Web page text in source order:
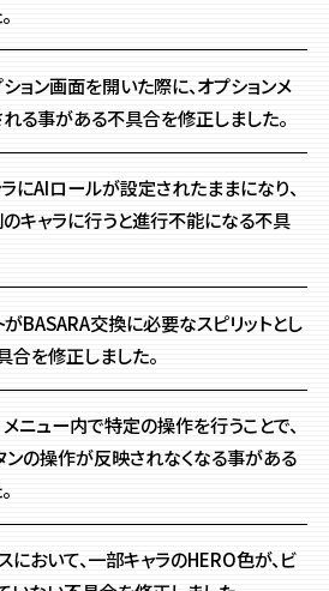
ョン画面を開いた際に、オプションメ
る事がある不具合を修正しました。
にAIロールが設定されたままになり、
キャラに行うと進行不能になる不具
BASARA交換に必要なスピリットとし
合を修正しました。
ニュー内で特定の操作を行うことで、
ンの操作が反映されなくなる事がある
おいて、一部キャラのHERO色が、ビ